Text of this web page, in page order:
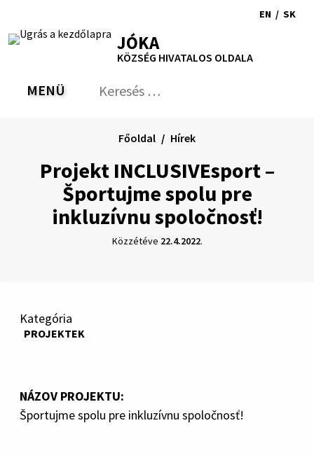
tartalomra
RSS Oldaltérkép
Nyomtatás
EN / SK
JÓKA
KÖZSÉG HIVATALOS OLDALA
VÁLTÁS
MENÜ Keresés:
Projekt INCLUSIVEsport –
Športujme spolu pre
inkluzívnu spoločnosť!
Főoldal Hírek
Közzétéve 22.4.2022.
Kategória
PROJEKTEK
NÁZOV PROJEKTU:
Športujme spolu pre inkluzívnu spoločnosť!